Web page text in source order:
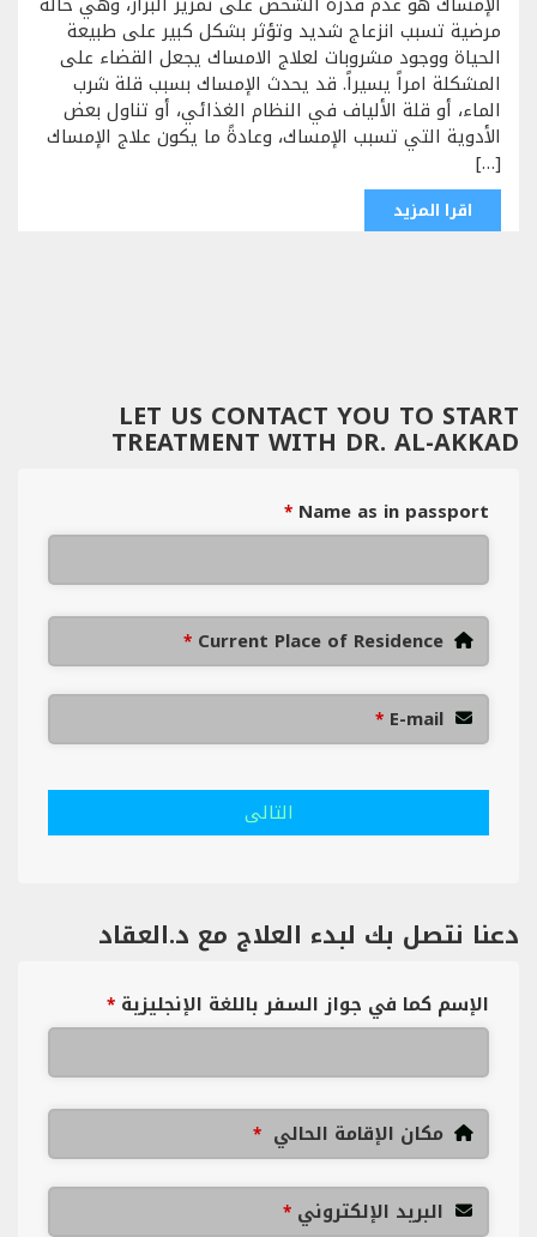
مرضية تسبب انزعاج شديد وتؤثر بشكل كبير على طبيعة
الحياة ووجود مشروبات لعلاج الامساك يجعل القضاء على
المشكلة امراً يسيراً. قد يحدث الإمساك بسبب قلة شرب
الماء، أو قلة الألياف في النظام الغذائي، أو تناول بعض
الأدوية التي تسبب الإمساك، وعادةً ما يكون علاج الإمساك
[…]
اقرا المزيد
LET US CONTACT YOU TO START
TREATMENT WITH DR. AL-AKKAD
Name as in passport
*
Current Place of Residence
*
E-mail
*
التالى
دعنا نتصل بك لبدء العلاج مع د.العقاد
الإسم كما في جواز السفر باللغة الإنجليزية *
مكان الإقامة الحالي *
البريد الإلكتروني *